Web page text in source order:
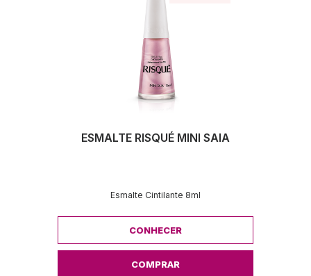
ESMALTE RISQUÉ MINI SAIA
Esmalte Cintilante 8ml
CONHECER
COMPRAR